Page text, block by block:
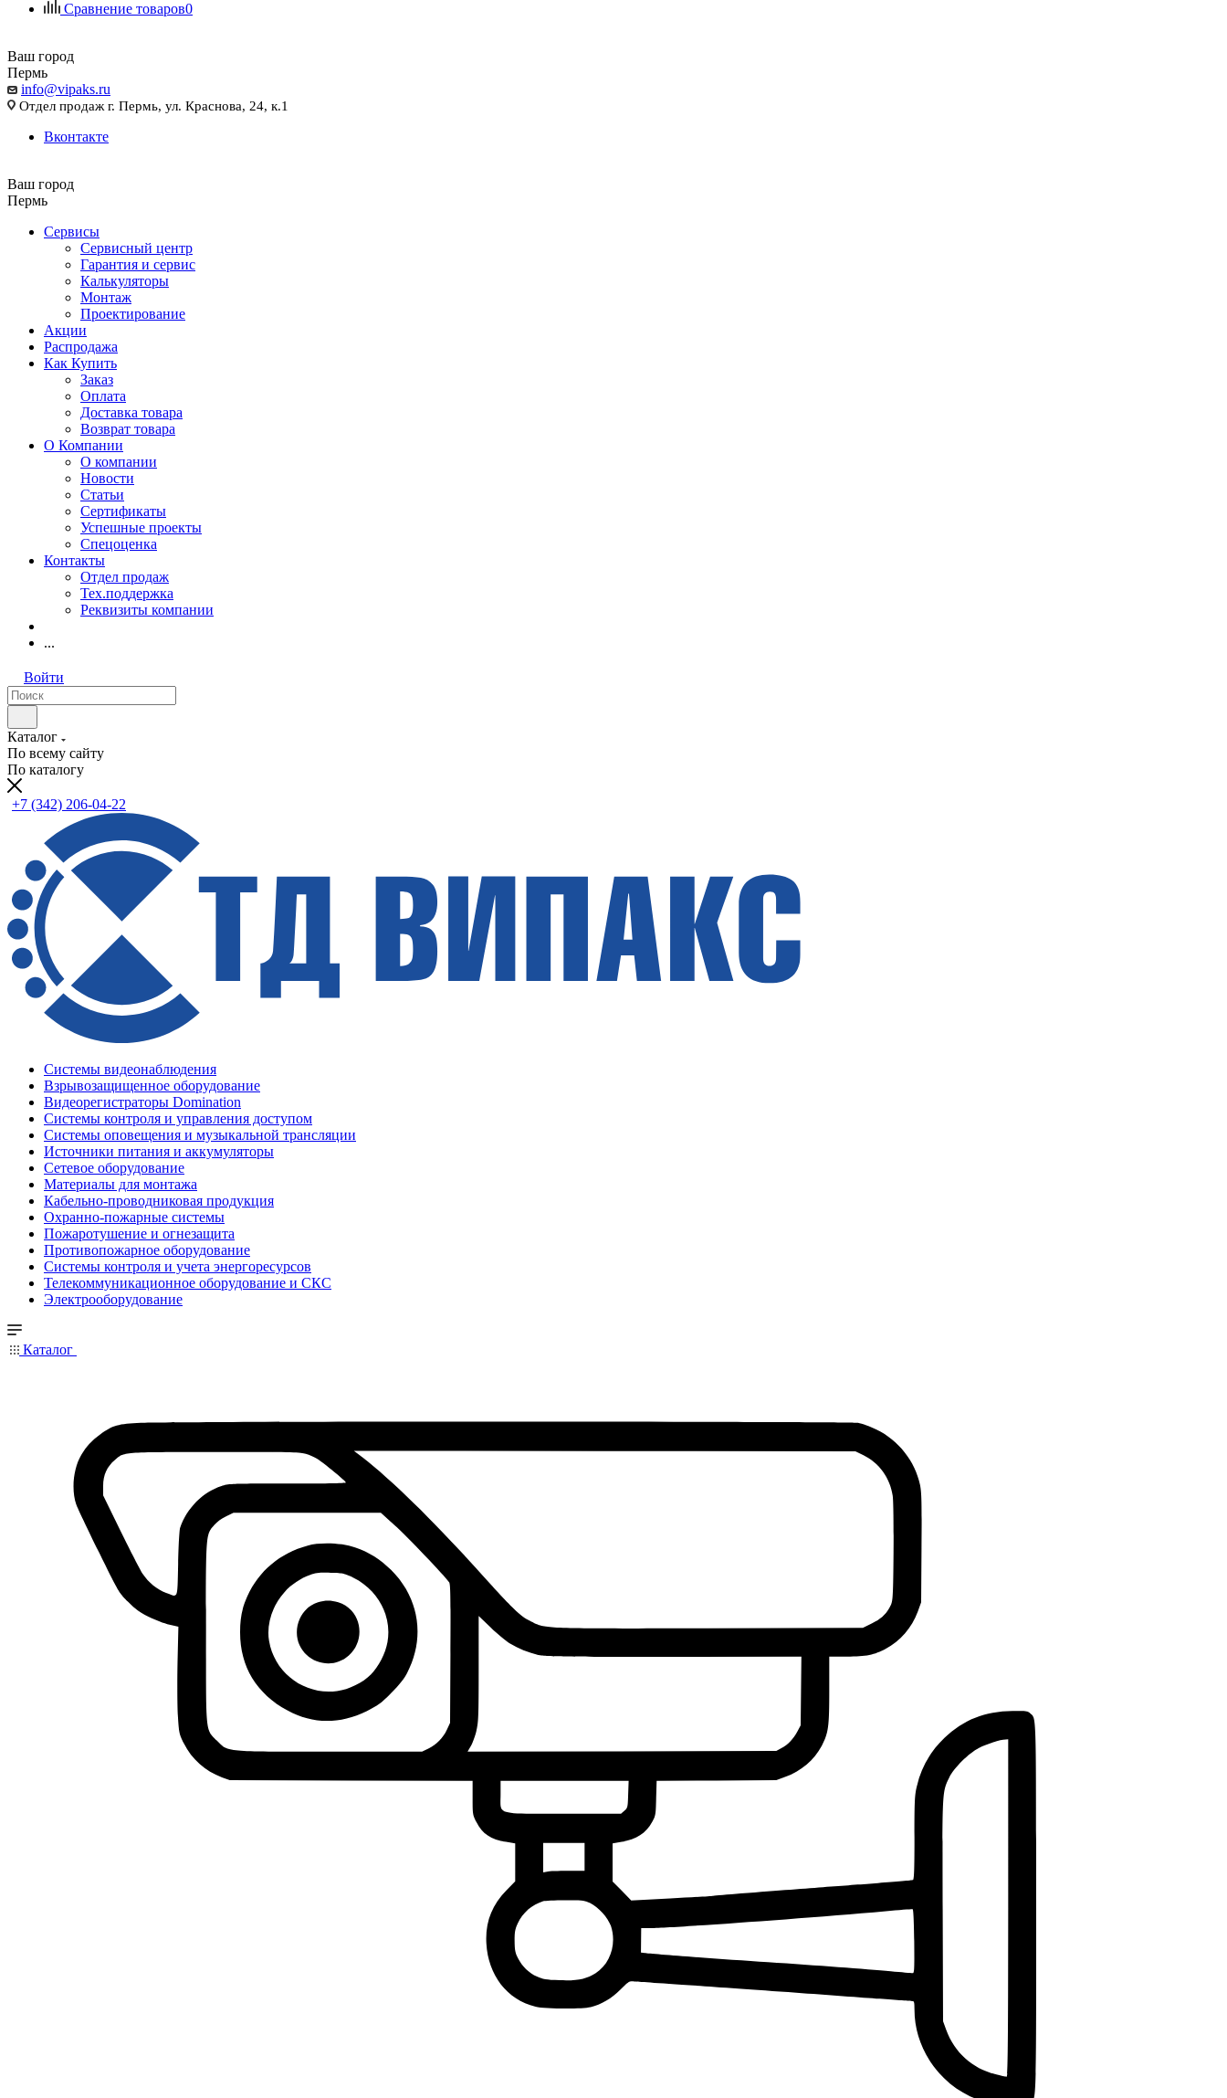
Сравнение товаров0
Ваш город
Пермь
info@vipaks.ru
Отдел продаж г. Пермь, ул. Краснова, 24, к.1
Вконтакте
Ваш город
Пермь
Сервисы
Сервисный центр
Гарантия и сервис
Калькуляторы
Монтаж
Проектирование
Акции
Распродажа
Как Купить
Заказ
Оплата
Доставка товара
Возврат товара
О Компании
О компании
Новости
Статьи
Сертификаты
Успешные проекты
Спецоценка
Контакты
Отдел продаж
Тех.поддержка
Реквизиты компании
...
Войти
Каталог
По всему сайту
По каталогу
+7 (342) 206-04-22
Системы видеонаблюдения
Взрывозащищенное оборудование
Видеорегистраторы Domination
Системы контроля и управления доступом
Системы оповещения и музыкальной трансляции
Источники питания и аккумуляторы
Сетевое оборудование
Материалы для монтажа
Кабельно-проводниковая продукция
Охранно-пожарные системы
Пожаротушение и огнезащита
Противопожарное оборудование
Системы контроля и учета энергоресурсов
Телекоммуникационное оборудование и СКС
Электрооборудование
Каталог